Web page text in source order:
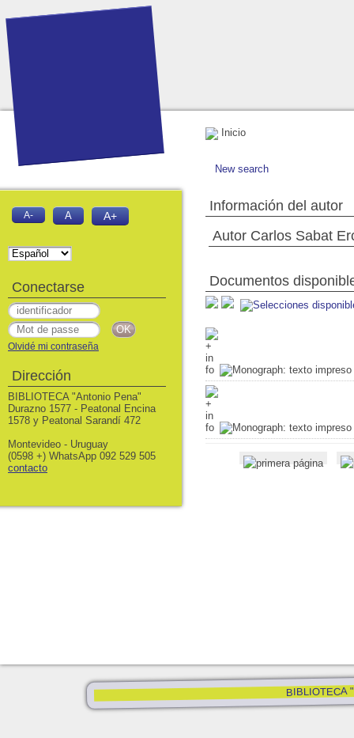
Inicio
New search
Información del autor
Autor Carlos Sabat
Documentos
BIBLIOTECA
A- A A+
Conectarse
Olvidé mi contraseña
Dirección
BIBLIOTECA "Antonio Pena"
Durazno 1577 - Peatonal Encina
1578 y Peatonal Sarandí 472
Montevideo - Uruguay
(0598 +) WhatsApp 092 529 505
contacto